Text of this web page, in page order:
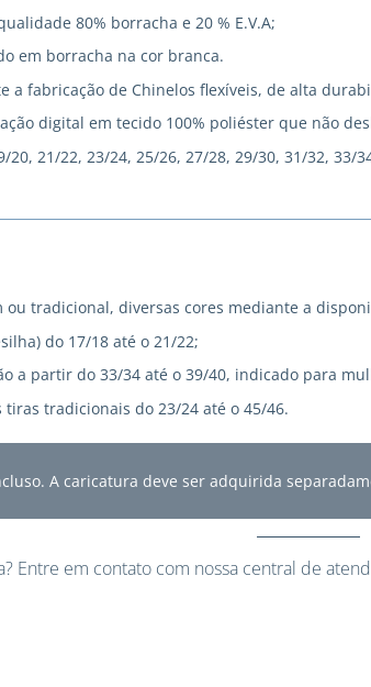
80% borracha e 20 % E.V.A;
em borracha na cor branca.
a fabricação de Chinelos flexíveis, de alta
digital em tecido 100% poliéster que não
21/22, 23/24, 25/26, 27/28, 29/30, 31/32, 33/
ou tradicional, diversas cores mediante a
do 17/18 até o 21/22;
a partir do 33/34 até o 39/40, indicado para
tradicionais do 23/24 até o 45/46.
A caricatura deve ser adquirida
Entre em contato com nossa central de